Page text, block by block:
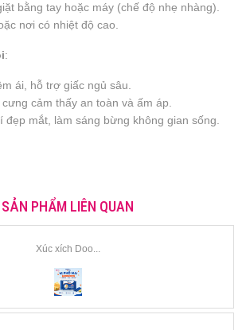
bằng tay hoặc máy (chế độ nhẹ nhàng).
nơi có nhiệt độ cao.
:
ái, hỗ trợ giấc ngủ sâu.
cảm thấy an toàn và ấm áp.
đẹp mắt, làm sáng bừng không gian sống.
SẢN PHẨM LIÊN QUAN
Xúc xích Doo...